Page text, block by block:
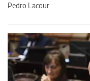
Pedro Lacour